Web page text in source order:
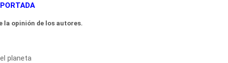
la opinión de los autores.
planeta